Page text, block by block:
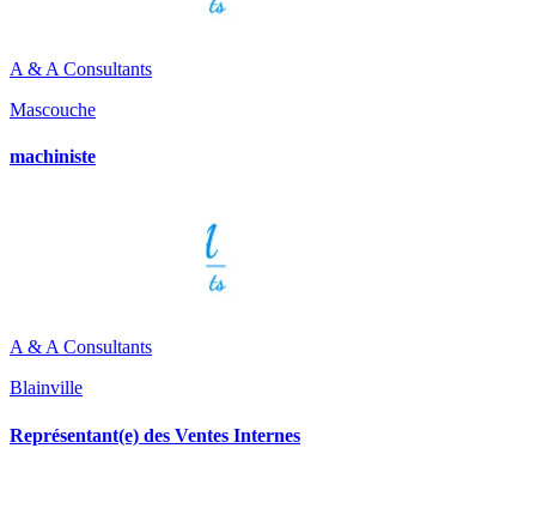
A & A Consultants
Mascouche
machiniste
A & A Consultants
Blainville
Représentant(e) des Ventes Internes